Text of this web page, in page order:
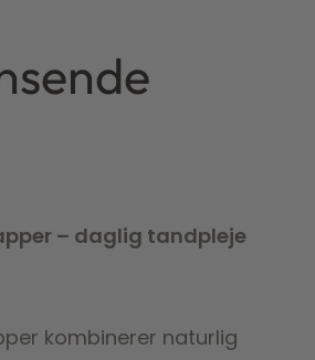
– daglig tandpleje
kombinerer naturlig